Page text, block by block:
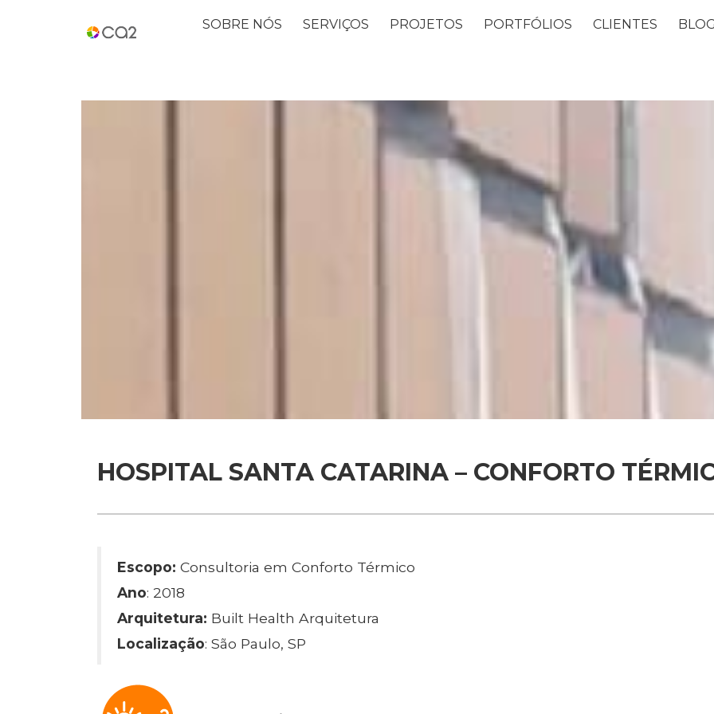
SOBRE NÓS SERVIÇOS PROJETOS PORTFÓLIOS CLIENTES
HOSPITAL SANTA CATARINA – CONFORTO
Escopo: Consultoria em Conforto Térmico
Ano: 2018
Arquitetura: Built Health Arquitetura
Localização: São Paulo, SP